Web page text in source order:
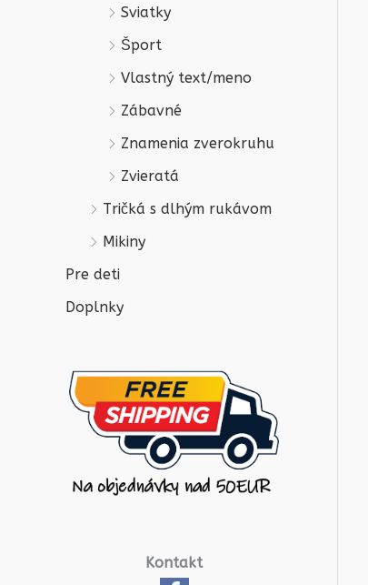
Sviatky
Šport
Vlastný text/meno
Zábavné
Znamenia zverokruhu
Zvieratá
Tričká s dlhým rukávom
Mikiny
Pre deti
Doplnky
Kontakt